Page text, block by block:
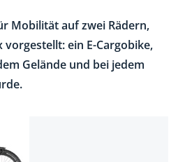
Mobilität auf zwei Rädern,
ein E-Cargobike,
Gelände und bei jedem